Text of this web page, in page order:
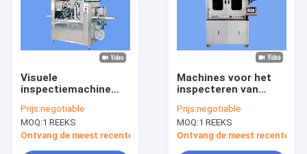
Visuele
inspectiemachine
(Automatische
Optische Inspectie)
van plastic
Prijs:negotiable
MOQ:1 REEKS
Ontvang de meest recente Prijs
Machines voor het
inspecteren van
poederproducten in
glascontainers
Prijs:negotiable
MOQ:1 REEKS
Ontvang de meest recente